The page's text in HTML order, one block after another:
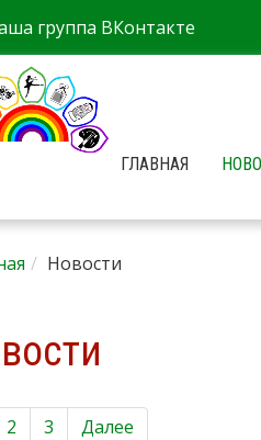
группа ВКонтакте
ГЛАВНАЯ
Новости
2 3 Далее